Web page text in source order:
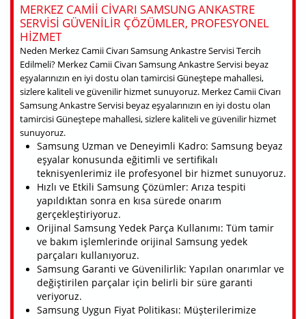
MERKEZ CAMII CIVARI SAMSUNG ANKASTRE
SERVISI GÜVENILIR ÇÖZÜMLER, PROFESYONEL
HIZMET
Neden Merkez Camii Civarı Samsung Ankastre Servisi Tercih
Edilmeli? Merkez Camii Civarı Samsung Ankastre Servisi beyaz
eşyalarınızın en iyi dostu olan tamircisi Güneştepe mahallesi,
sizlere kaliteli ve güvenilir hizmet sunuyoruz. Merkez Camii Civarı
Samsung Ankastre Servisi beyaz eşyalarınızın en iyi dostu olan
tamircisi Güneştepe mahallesi, sizlere kaliteli ve güvenilir hizmet
sunuyoruz.
Samsung Uzman ve Deneyimli Kadro: Samsung beyaz
eşyalar konusunda eğitimli ve sertifikalı
teknisyenlerimiz ile profesyonel bir hizmet sunuyoruz.
Hızlı ve Etkili Samsung Çözümler: Arıza tespiti
yapıldıktan sonra en kısa sürede onarım
gerçekleştiriyoruz.
Orijinal Samsung Yedek Parça Kullanımı: Tüm tamir
ve bakım işlemlerinde orijinal Samsung yedek
parçaları kullanıyoruz.
Samsung Garanti ve Güvenilirlik: Yapılan onarımlar ve
değiştirilen parçalar için belirli bir süre garanti
veriyoruz.
Samsung Uygun Fiyat Politikası: Müşterilerimize